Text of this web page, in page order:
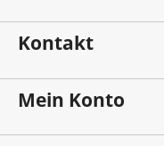
Kontakt
Mein Konto